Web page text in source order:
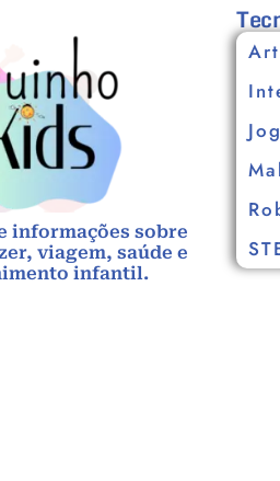
informações sobre
viagem, saúde e
infantil.